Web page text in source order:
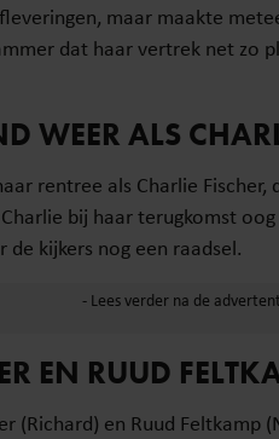
maar maakte
dat haar vertrek net zo
WEER ALS
rentree als Charlie
bij haar terugkomst
kijkers nog een raadsel.
EN RUUD
(Richard) en Ruud Feltkamp